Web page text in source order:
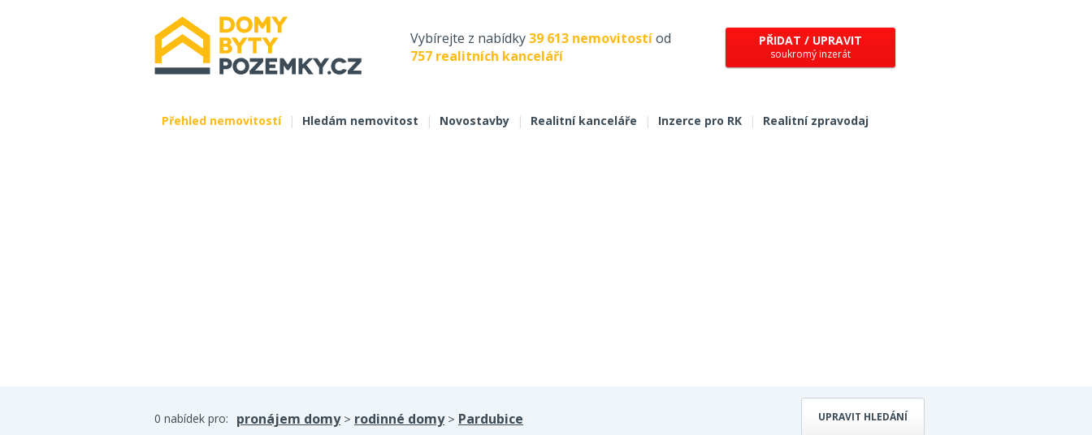
Vybírejte z nabídky39 613 nemovitostíod
757 realitních kanceláří
PŘIDAT / UPRAVIT
soukromý inzerát
Přehled nemovitostí | Hledám nemovitost | Novostavby | Realitní kanceláře | Inzerce pro RK | Realitní zpravodaj
UPRAVIT HLEDÁNÍ
0 nabídek pro: pronájem domy> rodinné domy> Pardubice